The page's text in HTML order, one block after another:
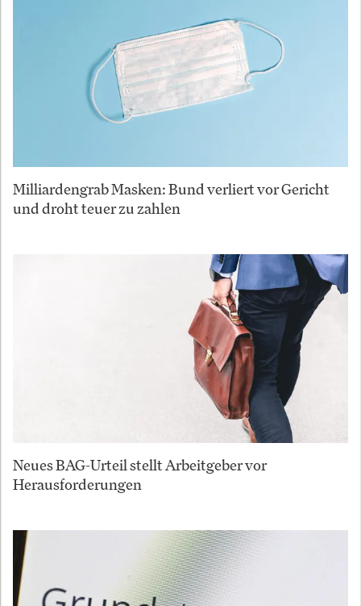
Milliardengrab Masken: Bund verliert vor Gericht
und droht teuer zu zahlen
Neues BAG-Urteil stellt Arbeitgeber vor
Herausforderungen